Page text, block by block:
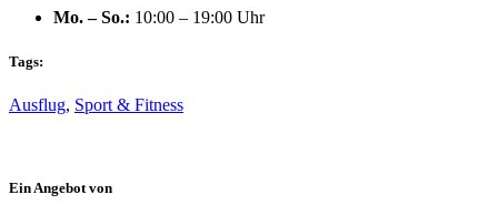
Mo. – So.: 10:00 – 19:00 Uhr
Tags:
Ausflug, Sport & Fitness
Ein Angebot von